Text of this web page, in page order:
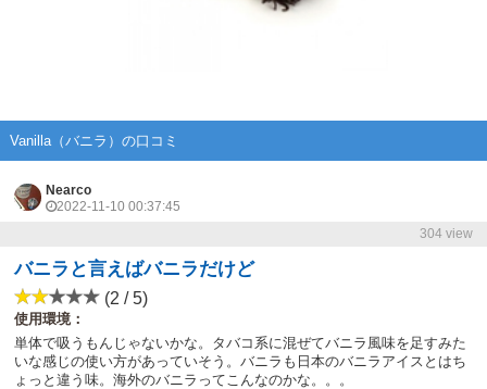
Vanilla（バニラ）の口コミ
Nearco
2022-11-10 00:37:45
304 view
バニラと言えばバニラだけど
(2 / 5)
使用環境：
単体で吸うもんじゃないかな。タバコ系に混ぜてバニラ風味を足すみた
いな感じの使い方があっていそう。バニラも日本のバニラアイスとはち
ょっと違う味。海外のバニラってこんなのかな。。。